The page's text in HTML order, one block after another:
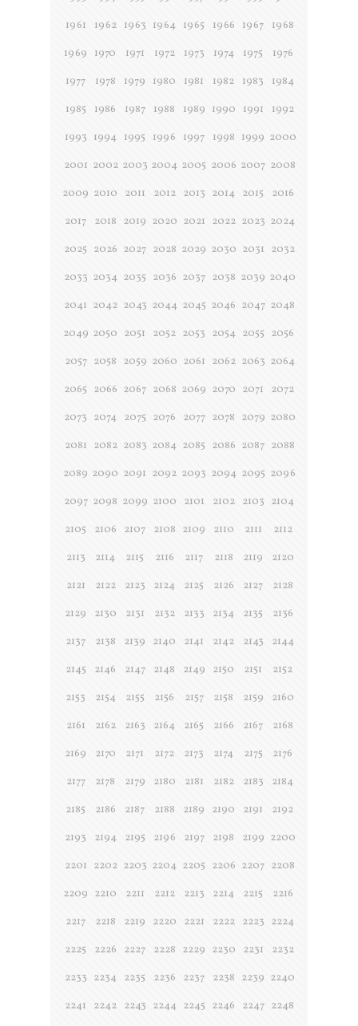
1961
1962 1963 1964 1965 1966 1967
1968
1969
1970 1971 1972 1973 1974 1975
1976
1977
1978 1979 1980 1981 1982 1983
1984
1985
1986 1987 1988 1989 1990 1991
1992
1993 1994 1995 1996 1997 1998 1999 2000
2001 2002 2003 2004 2005 2006 2007 2008
2009 2010 2011 2012 2013 2014 2015
2016
2017
2018 2019 2020 2021 2022 2023 2024
2025 2026 2027 2028 2029 2030 2031 2032
2033 2034 2035 2036 2037 2038 2039 2040
2041 2042 2043 2044 2045 2046 2047 2048
2049 2050 2051 2052 2053 2054 2055 2056
2057 2058 2059 2060 2061 2062 2063 2064
2065 2066 2067 2068 2069 2070 2071
2072
2073 2074 2075 2076 2077 2078 2079 2080
2081 2082 2083 2084 2085 2086 2087 2088
2089 2090 2091 2092 2093 2094 2095 2096
2097 2098 2099 2100 2101 2102 2103 2104
2105
2106 2107 2108 2109 2110 2111
2112
2113
2114 2115 2116 2117 2118 2119
2120
2121
2122 2123 2124 2125 2126 2127
2128
2129
2130 2131 2132 2133 2134 2135
2136
2137
2138 2139 2140 2141 2142 2143
2144
2145
2146 2147 2148 2149 2150 2151
2152
2153
2154 2155 2156 2157 2158 2159
2160
2161
2162 2163 2164 2165 2166 2167
2168
2169
2170 2171 2172 2173 2174 2175
2176
2177
2178 2179 2180 2181 2182 2183
2184
2185
2186 2187 2188 2189 2190 2191
2192
2193
2194 2195 2196 2197 2198 2199 2200
2201 2202 2203 2204 2205 2206 2207 2208
2209 2210 2211 2212 2213 2214 2215
2216
2217
2218 2219 2220 2221 2222 2223 2224
2225
2226 2227 2228 2229 2230 2231
2232
2233 2234 2235 2236 2237 2238 2239 2240
2241
2242 2243 2244 2245 2246 2247 2248